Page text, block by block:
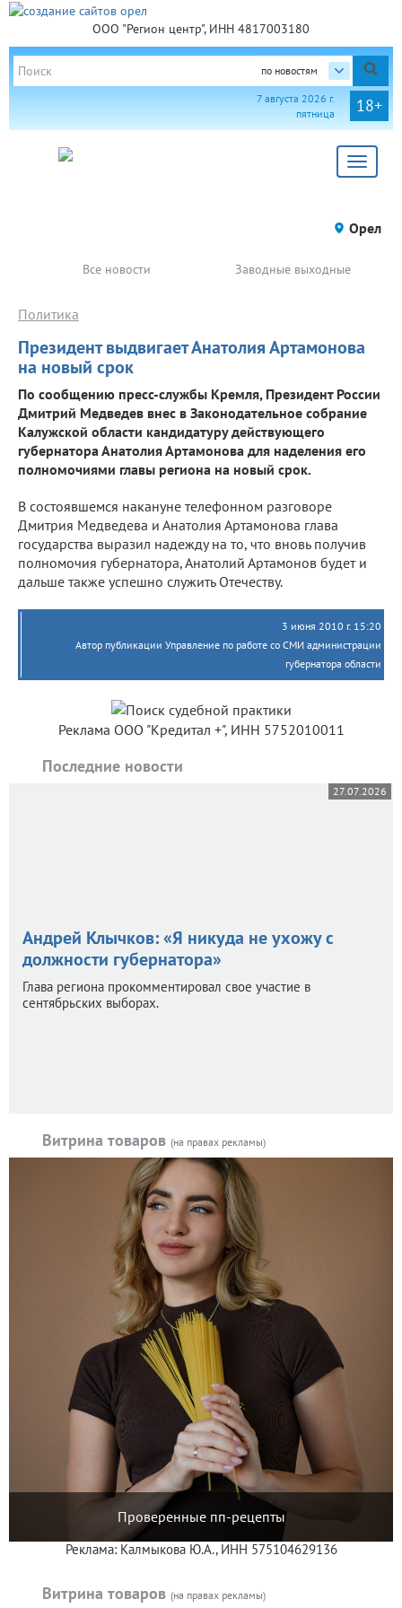
ООО "Регион центр", ИНН 4817003180
по новостям
18+
7 августа 2026 г.
пятница
Toggle
Орел
Все новости Заводные выходные
Президент выдвигает Анатолия Артамонова
на новый срок
Политика
По сообщению пресс-службы Кремля, Президент России
Дмитрий Медведев внес в Законодательное собрание
Калужской области кандидатуру действующего
губернатора Анатолия Артамонова для наделения его
полномочиями главы региона на новый срок.
В состоявшемся накануне телефонном разговоре
Дмитрия Медведева и Анатолия Артамонова глава
государства выразил надежду на то, что вновь получив
полномочия губернатора, Анатолий Артамонов будет и
дальше также успешно служить Отечеству.
3 июня 2010 г. 15:20
Автор публикации Управление по работе со СМИ администрации
губернатора области
Реклама ООО "Кредитал +", ИНН 5752010011
Последние новости
27.07.2026
Андрей Клычков: «Я никуда не ухожу с
должности губернатора»
Глава региона прокомментировал свое участие в
сентябрьских выборах.
Витрина товаров (на правах рекламы)
Проверенные пп-рецепты
Реклама: Калмыкова Ю.А., ИНН 575104629136
Витрина товаров (на правах рекламы)